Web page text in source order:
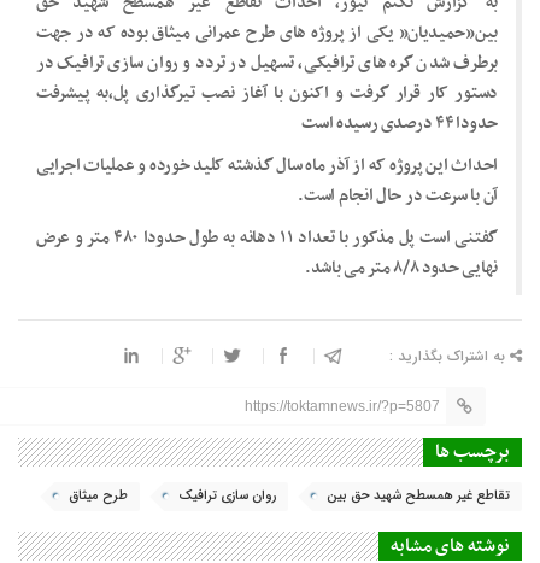
بین”حمیدیان” یکی از پروژه های طرح عمرانی میثاق بوده که در جهت
برطرف شدن گره های ترافیکی، تسهیل در تردد و روان سازی ترافیک در
دستور کار قرار گرفت و اکنون با آغاز نصب تیرگذاری پل،به پیشرفت
حدودا ۴۴ درصدی رسیده است
احداث این پروژه که از آذر ماه سال گذشته کلید خورده و عملیات اجرایی
آن با سرعت در حال انجام است.
گفتنی است پل مذکور با تعداد ۱۱ دهانه به طول حدودا ۴۸۰ متر و عرض
نهایی حدود ۸/۸ متر می باشد.
به اشتراک بگذارید :
https://toktamnews.ir/?p=5807
برچسب ها
تقاطع غیر همسطح شهید حق بین روان سازی ترافیک طرح میثاق
نوشته های مشابه